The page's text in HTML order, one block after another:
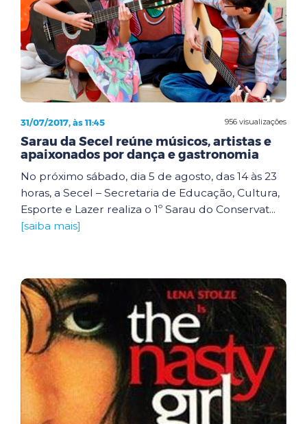
956 visualizações
31/07/2017, às 11:45
Sarau da Secel reúne músicos, artistas e
apaixonados por dança e gastronomia
No próximo sábado, dia 5 de agosto, das 14 às 23
horas, a Secel – Secretaria de Educação, Cultura,
Esporte e Lazer realiza o 1º Sarau do Conservat...
[saiba mais]